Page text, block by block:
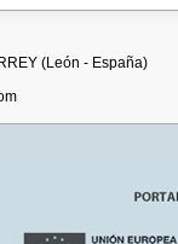
(León - España)